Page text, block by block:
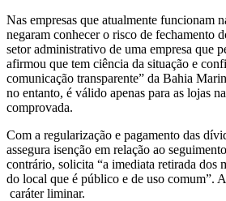
Nas empresas que atualmente funcionam
negaram conhecer o risco de fechamento
setor administrativo de uma empresa que
afirmou que tem ciência da situação e
comunicação transparente” da Bahia
no entanto, é válido apenas para as lojas
comprovada.
Com a regularização e pagamento das
assegura isenção em relação ao
contrário, solicita “a imediata retirada dos
do local que é público e de uso comum”.
caráter liminar.